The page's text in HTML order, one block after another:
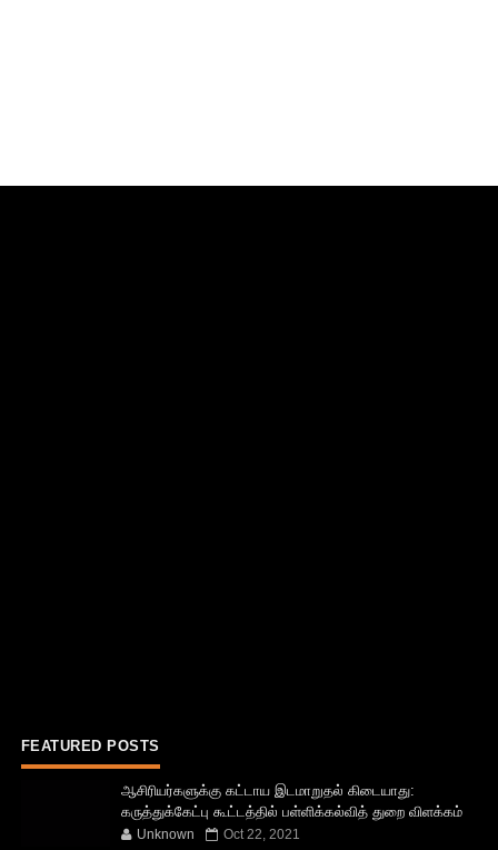
FEATURED POSTS
ஆசிரியர்களுக்கு கட்டாய இடமாறுதல் கிடையாது:
கருத்துக்கேட்பு கூட்டத்தில் பள்ளிக்கல்வித் துறை விளக்கம்
Unknown Oct 22, 2021